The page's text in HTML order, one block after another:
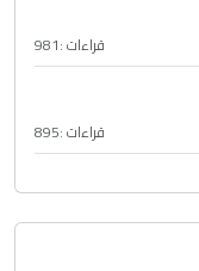
قراءات :981
قراءات :895